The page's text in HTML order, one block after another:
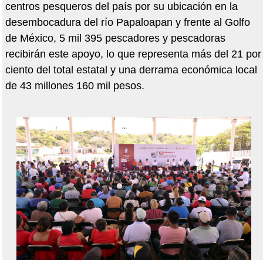
centros pesqueros del país por su ubicación en la
desembocadura del río Papaloapan y frente al Golfo
de México, 5 mil 395 pescadores y pescadoras
recibirán este apoyo, lo que representa más del 21 por
ciento del total estatal y una derrama económica local
de 43 millones 160 mil pesos.